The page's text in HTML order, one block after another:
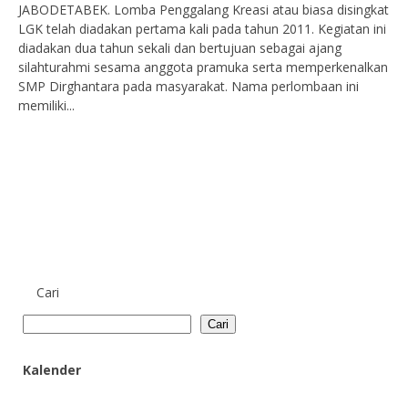
JABODETABEK. Lomba Penggalang Kreasi atau biasa disingkat
LGK telah diadakan pertama kali pada tahun 2011. Kegiatan ini
diadakan dua tahun sekali dan bertujuan sebagai ajang
silahturahmi sesama anggota pramuka serta memperkenalkan
SMP Dirghantara pada masyarakat. Nama perlombaan ini
memiliki...
Cari
Cari
Kalender